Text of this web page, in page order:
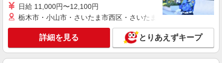
時給1,400円
香川県高松市十川西町583-1
キープ 詳細を見る
日給 11,000円〜12,100円
栃木市・小山市・さいたま市西区・さいたま市岩槻区・久喜市・
詳細を見る とりあえずキープ